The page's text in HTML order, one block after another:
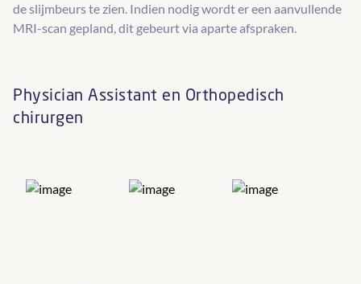
de slijmbeurs te zien. Indien nodig wordt er een aanvullende
MRI-scan gepland, dit gebeurt via aparte afspraken.
Physician Assistant en Orthopedisch
chirurgen